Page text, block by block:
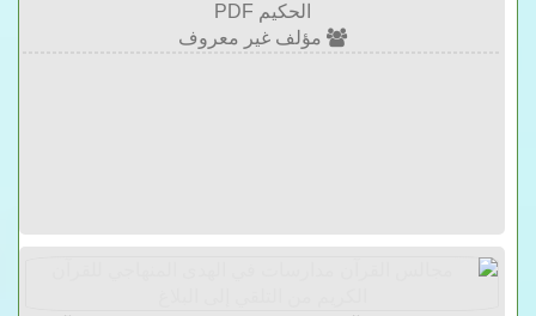
الحكيم PDF
مؤلف غير معروف